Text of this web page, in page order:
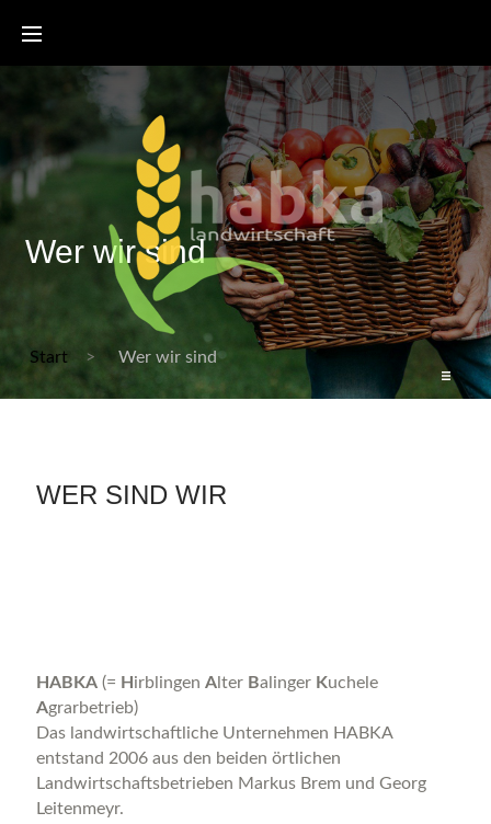
Bienenzertifikat
Wer wir sind
Wer wir sind
Start Wer wir sind
WER SIND WIR
HABKA(= H irblingen Alter Balinger Kuchele
Agrarbetrieb)
Das landwirtschaftliche Unternehmen HABKA
entstand 2006 aus den beiden örtlichen
Landwirtschaftsbetrieben Markus Brem und Georg
Leitenmeyr.